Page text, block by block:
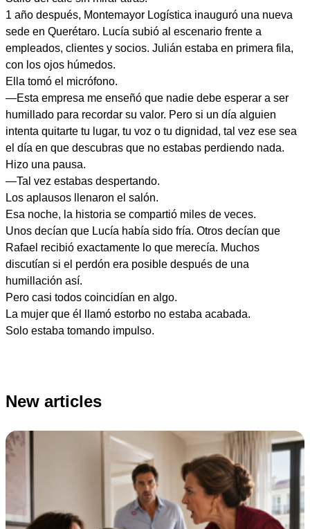
1 año después, Montemayor Logística inauguró una nueva
sede en Querétaro. Lucía subió al escenario frente a
empleados, clientes y socios. Julián estaba en primera fila,
con los ojos húmedos.
Ella tomó el micrófono.
—Esta empresa me enseñó que nadie debe esperar a ser
humillado para recordar su valor. Pero si un día alguien
intenta quitarte tu lugar, tu voz o tu dignidad, tal vez ese sea
el día en que descubras que no estabas perdiendo nada.
Hizo una pausa.
—Tal vez estabas despertando.
Los aplausos llenaron el salón.
Esa noche, la historia se compartió miles de veces.
Unos decían que Lucía había sido fría. Otros decían que
Rafael recibió exactamente lo que merecía. Muchos
discutían si el perdón era posible después de una
humillación así.
Pero casi todos coincidían en algo.
La mujer que él llamó estorbo no estaba acabada.
Solo estaba tomando impulso.
New articles